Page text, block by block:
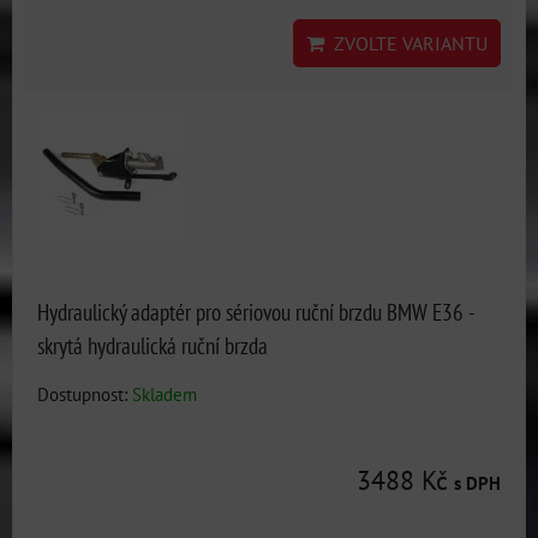
ZVOLTE VARIANTU
Hydraulický adaptér pro sériovou ruční brzdu BMW E36 -
skrytá hydraulická ruční brzda
Dostupnost: Skladem
3488 Kč s DPH